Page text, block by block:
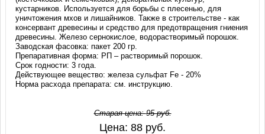
кустарников. Используется для борьбы с плесенью, для
уничтожения мхов и лишайников. Также в строительстве - как
консервант древесины и средство для предотвращения гниения
древесины. Железо сернокислое, водорастворимый порошок.
Заводская фасовка: пакет 200 гр.
Препаративная форма: РП – растворимый порошок.
Срок годности: 3 года.
Действующее вещество: железа сульфат Fe - 20%
Норма расхода препарата: см. инструкцию.
Старая цена:95руб.
Цена: 88 руб.